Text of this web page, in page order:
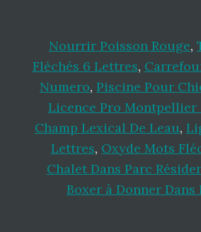
Nourrir Poisson Rouge,
Fléchés 6 Lettres,
Numero, Piscine Pour
Licence Pro Montpellier
Champ Lexical De Leau,
Lettres, Oxyde Mots
Chalet Dans Parc
Boxer à Donner Dans